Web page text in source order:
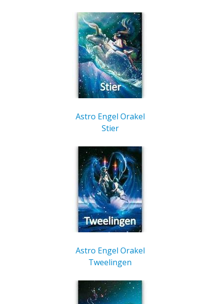
Astro Engel Orakel
Stier
Astro Engel Orakel
Tweelingen